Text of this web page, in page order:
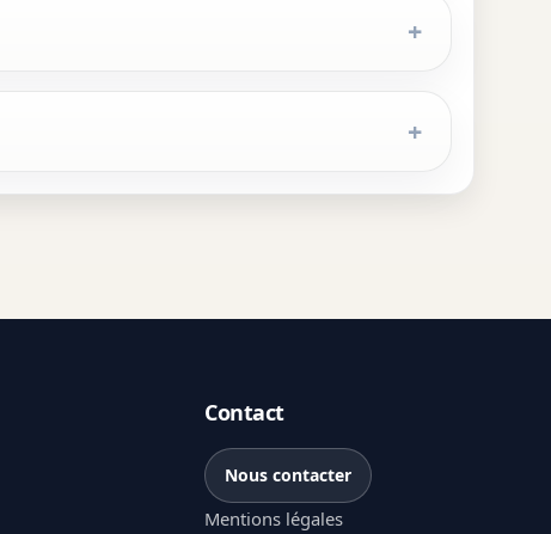
Contact
Nous contacter
Mentions légales